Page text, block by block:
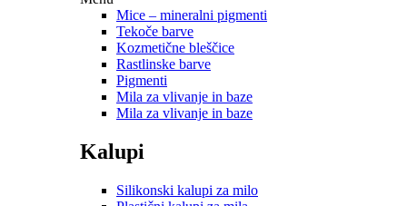
Mice – mineralni pigmenti
Tekoče barve
Kozmetične bleščice
Rastlinske barve
Pigmenti
Mila za vlivanje in baze
Mila za vlivanje in baze
Kalupi
Silikonski kalupi za milo